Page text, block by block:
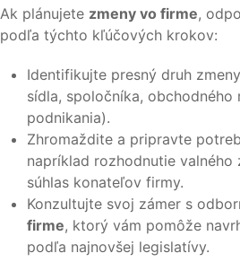
Ak plánujete zmeny vo firme,
podľa týchto kľúčových krokov:
Identifikujte presný druh
sídla, spoločníka, obchodného
podnikania).
Zhromaždite a pripravte
napríklad rozhodnutie valného
súhlas konateľov firmy.
Konzultujte svoj zámer s
firme, ktorý vám pomôže
podľa najnovšej legislatívy.